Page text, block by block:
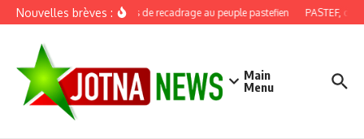
Aller au contenu
Nouvelles brèves :Discours de recadrage au peuple pastefien PASTEF,
Main
Menu